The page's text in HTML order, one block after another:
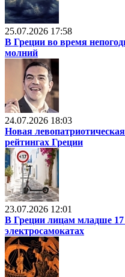
25.07.2026 17:58
В Греции во время
молний
24.07.2026 18:03
Новая
рейтингах Греции
23.07.2026 12:01
В Греции лицам младше 17
электросамокатах